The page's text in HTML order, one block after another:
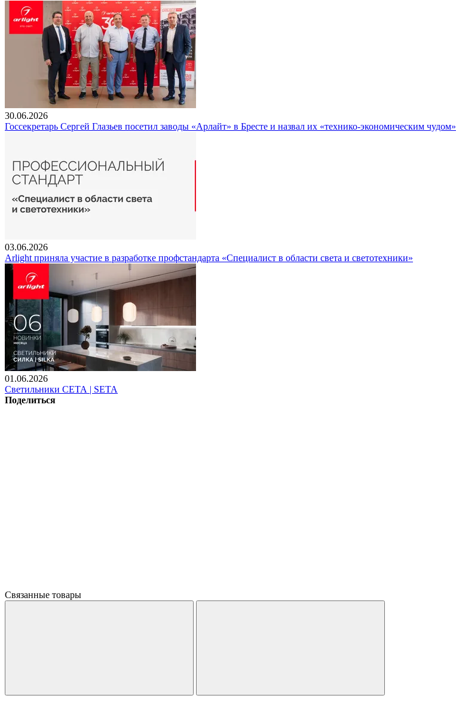
30.06.2026
Госсекретарь Сергей Глазьев посетил заводы «Арлайт» в Бресте и назвал их «технико-экономическим чудом»
03.06.2026
Arlight приняла участие в разработке профстандарта «Специалист в области света и светотехники»
01.06.2026
Светильники СЕТА | SETA
Поделиться
Связанные товары